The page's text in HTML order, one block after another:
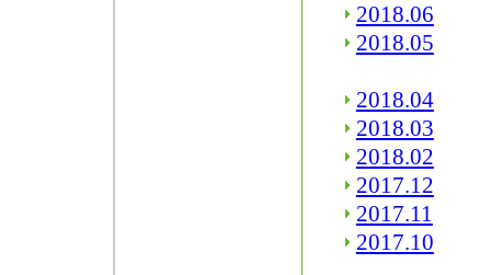
2018.06
2018.05
2018.04
2018.03
2018.02
2017.12
2017.11
2017.10